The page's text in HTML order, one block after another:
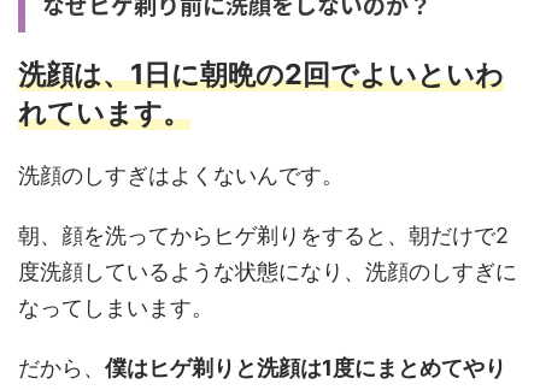
洗顔は、1日に朝晩の2回でよいといわ
れています。
洗顔のしすぎはよくないんです。
朝、顔を洗ってからヒゲ剃りをすると、朝だけで2
度洗顔しているような状態になり、洗顔のしすぎに
なってしまいます。
だから、 僕はヒゲ剃りと洗顔は1度にまとめてやり